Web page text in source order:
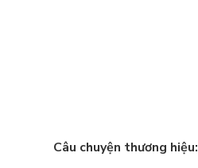
Câu chuyện thương hiệu: